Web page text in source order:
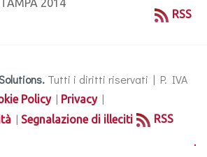
2014
RSS
Tutti i diritti riservati | P. IVA
Policy| Privacy|
| Segnalazione di illeciti RSS